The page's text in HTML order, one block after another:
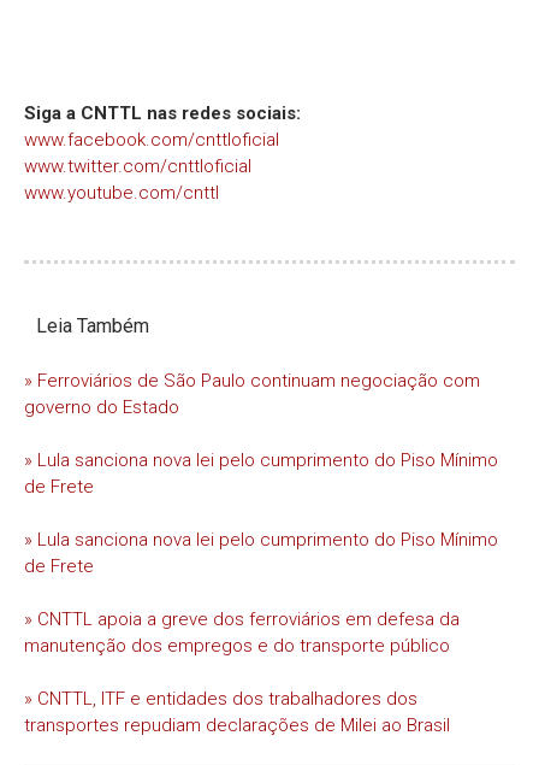
Siga a CNTTL nas redes sociais:
www.facebook.com/cnttloficial
www.twitter.com/cnttloficial
www.youtube.com/cnttl
Leia Também
» Ferroviários de São Paulo continuam negociação com
governo do Estado
» Lula sanciona nova lei pelo cumprimento do Piso Mínimo
de Frete
» Lula sanciona nova lei pelo cumprimento do Piso Mínimo
de Frete
» CNTTL apoia a greve dos ferroviários em defesa da
manutenção dos empregos e do transporte público
» CNTTL, ITF e entidades dos trabalhadores dos
transportes repudiam declarações de Milei ao Brasil